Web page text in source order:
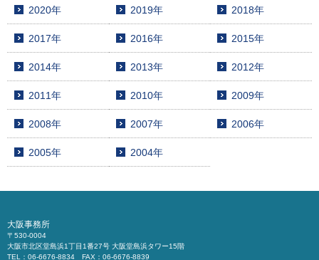
2020年 2019年 2018年
2017年 2016年 2015年
2014年 2013年 2012年
2011年 2010年 2009年
2008年 2007年 2006年
2005年 2004年
大阪事務所
〒530-0004
大阪市北区堂島浜1丁目1番27号 大阪堂島浜タワー15階
TEL：06-6676-8834 FAX：06-6676-8839